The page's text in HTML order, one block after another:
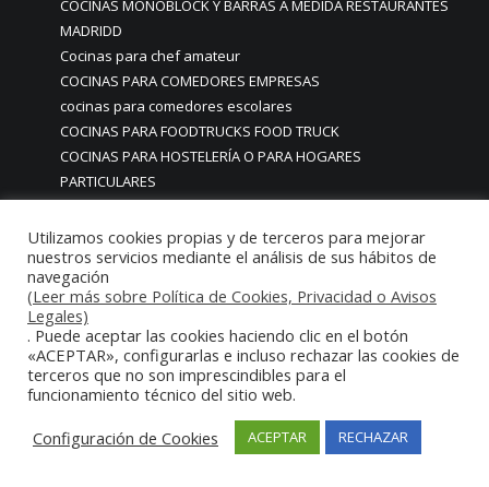
COCINAS MONOBLOCK Y BARRAS A MEDIDA RESTAURANTES
MADRIDD
Cocinas para chef amateur
COCINAS PARA COMEDORES EMPRESAS
cocinas para comedores escolares
COCINAS PARA FOODTRUCKS FOOD TRUCK
COCINAS PARA HOSTELERÍA O PARA HOGARES
PARTICULARES
COCINAS PARA HOTELES BUFFETS
COCINAS PARA PARTICULARES Y HOSTELERIA
COCINAS PARA RESTAURANTES
COCINAS PARA RESTAURANTES HOTELES EN MADRID
COCINAS PARA SERVICIO DOMESTICO
COCINAS PARA TERRAZAS EN MADRID ESPAÑA
COCINAS PREMIUM GAMA ALTA EN MADRID
COCINAS PREMIUM LUJO PARA RESTAURANTES
RESTAURACIÓN MADRID
COCINAS PREMIUM MADRID
COCINAS PREMIUM PROFESIONALES MADRID
Utilizamos cookies propias y de terceros para mejorar
nuestros servicios mediante el análisis de sus hábitos de
navegación
(Leer más sobre Política de Cookies, Privacidad o Avisos
Legales)
. Puede aceptar las cookies haciendo clic en el botón
«ACEPTAR», configurarlas e incluso rechazar las cookies de
terceros que no son imprescindibles para el
funcionamiento técnico del sitio web.
Configuración de Cookies
ACEPTAR RECHAZAR